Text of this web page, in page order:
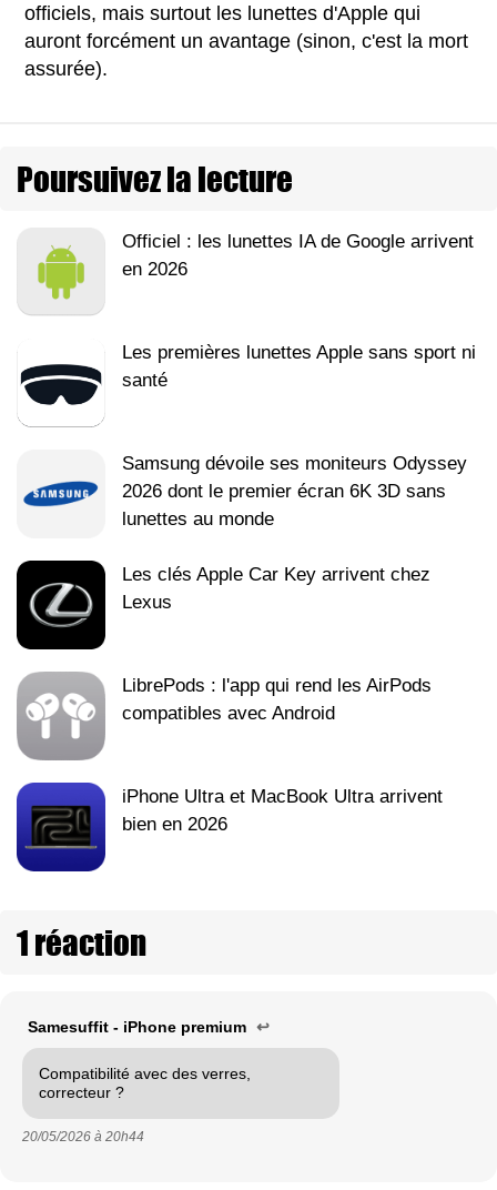
officiels, mais surtout les lunettes d'Apple qui
auront forcément un avantage (sinon, c'est la mort
assurée).
Poursuivez la lecture
Officiel : les lunettes IA de Google arrivent
en 2026
Les premières lunettes Apple sans sport ni
santé
Samsung dévoile ses moniteurs Odyssey
2026 dont le premier écran 6K 3D sans
lunettes au monde
Les clés Apple Car Key arrivent chez
Lexus
LibrePods : l'app qui rend les AirPods
compatibles avec Android
iPhone Ultra et MacBook Ultra arrivent
bien en 2026
1 réaction
Samesuffit - iPhone premium ↩
Compatibilité avec des verres,
correcteur ?
20/05/2026 à 20h44